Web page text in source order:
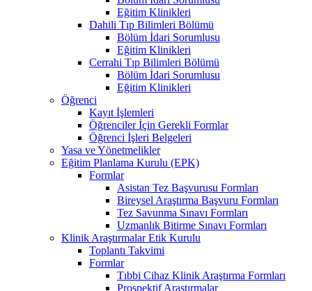
Eğitim Klinikleri
Dahili Tıp Bilimleri Bölümü
Bölüm İdari Sorumlusu
Eğitim Klinikleri
Cerrahi Tıp Bilimleri Bölümü
Bölüm İdari Sorumlusu
Eğitim Klinikleri
Öğrenci
Kayıt İşlemleri
Öğrenciler İçin Gerekli Formlar
Öğrenci İşleri Belgeleri
Yasa ve Yönetmelikler
Eğitim Planlama Kurulu (EPK)
Formlar
Asistan Tez Başvurusu Formları
Bireysel Araştırma Başvuru Formları
Tez Savunma Sınavı Formları
Uzmanlık Bitirme Sınavı Formları
Klinik Araştırmalar Etik Kurulu
Toplantı Takvimi
Formlar
Tıbbi Cihaz Klinik Araştırma Formları
Prospektif Araştırmalar